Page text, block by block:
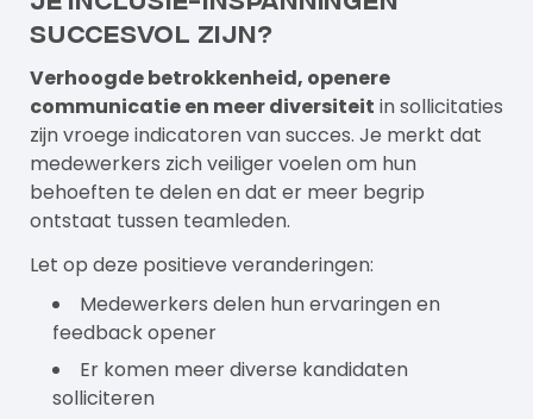
succesvol zijn?
Verhoogde betrokkenheid, openere
communicatie en meer diversiteit in sollicitaties
zijn vroege indicatoren van succes. Je merkt dat
medewerkers zich veiliger voelen om hun
behoeften te delen en dat er meer begrip
ontstaat tussen teamleden.
Let op deze positieve veranderingen:
Medewerkers delen hun ervaringen en
feedback opener
Er komen meer diverse kandidaten
solliciteren